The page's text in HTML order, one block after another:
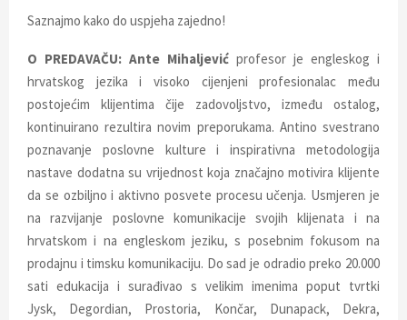
Saznajmo kako do uspjeha zajedno!
O PREDAVAČU: Ante Mihaljević profesor je engleskog i
hrvatskog jezika i visoko cijenjeni profesionalac među
postojećim klijentima čije zadovoljstvo, između ostalog,
kontinuirano rezultira novim preporukama. Antino svestrano
poznavanje poslovne kulture i inspirativna metodologija
nastave dodatna su vrijednost koja značajno motivira klijente
da se ozbiljno i aktivno posvete procesu učenja. Usmjeren je
na razvijanje poslovne komunikacije svojih klijenata i na
hrvatskom i na engleskom jeziku, s posebnim fokusom na
prodajnu i timsku komunikaciju. Do sad je odradio preko 20.000
sati edukacija i surađivao s velikim imenima poput tvrtki
Jysk, Degordian, Prostoria, Končar, Dunapack, Dekra,